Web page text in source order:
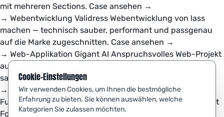
mit mehreren Sections. Case ansehen →
→ Webentwicklung Validress Webentwicklung von lass
machen — technisch sauber, performant und passgenau
auf die Marke zugeschnitten. Case ansehen →
→ Web-Applikation Gigant AI Anspruchsvolles Web-Projekt
aus der Hand unserer Macher — moderne Technologie,
sauber umgesetzt. Case ansehen
→
Web-Applikation Decision Context Komplexe
Funktionalität, einfache Bedienung — Webentwicklung mit
Fokus auf Usability und Performance.
Cookie-Einstellungen
Wir verwenden Cookies, um Ihnen die bestmögliche
Erfahrung zu bieten. Sie können auswählen, welche
Kategorien Sie zulassen möchten.